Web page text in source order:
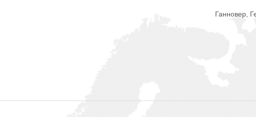
Ганновер,